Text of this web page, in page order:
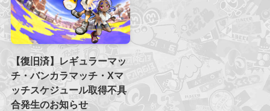
【復旧済】レギュラーマッ
チ・バンカラマッチ・Xマ
ッチスケジュール取得不具
合発生のお知らせ